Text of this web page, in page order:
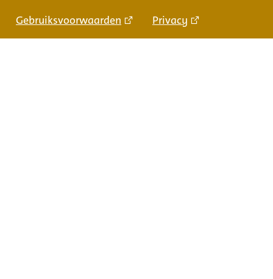
Gebruiksvoorwaarden Privacy